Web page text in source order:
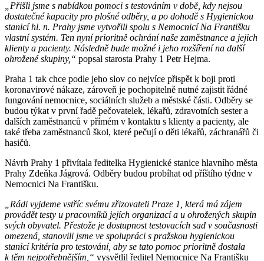
„Přišli jsme s nabídkou pomoci s testováním v době, kdy nejsou
dostatečné kapacity pro plošné odběry, a po dohodě s Hygienickou
stanicí hl. n. Prahy jsme vytvořili spolu s Nemocnicí Na Františku
vlastní systém. Ten nyní prioritně ochrání naše zaměstnance a jejich
klienty a pacienty. Následně bude možné i jeho rozšíření na další
ohrožené skupiny,“ popsal starosta Prahy 1 Petr Hejma.
Praha 1 tak chce podle jeho slov co nejvíce přispět k boji proti
koronavirové nákaze, zároveň je pochopitelně nutné zajistit řádné
fungování nemocnice, sociálních služeb a městské části. Odběry se
budou týkat v první řadě pečovatelek, lékařů, zdravotních sester a
dalších zaměstnanců v přímém v kontaktu s klienty a pacienty, ale
také třeba zaměstnanců škol, které pečují o děti lékařů, záchranářů či
hasičů.
Návrh Prahy 1 přivítala ředitelka Hygienické stanice hlavního města
Prahy Zdeňka Jágrová. Odběry budou probíhat od příštího týdne v
Nemocnici Na Františku.
„Rádi vyjdeme vstříc svému zřizovateli Praze 1, která má zájem
provádět testy u pracovníků jejích organizací a u ohrožených skupin
svých obyvatel. Přestože je dostupnost testovacích sad v současnosti
omezená, stanovili jsme ve spolupráci s pražskou hygienickou
stanicí kritéria pro testování, aby se tato pomoc prioritně dostala
k těm nejpotřebnějším,“ vysvětlil ředitel Nemocnice Na Františku